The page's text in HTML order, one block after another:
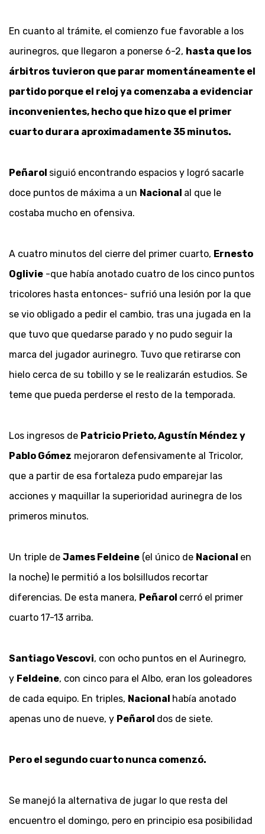
En cuanto al trámite, el comienzo fue favorable a los
aurinegros, que llegaron a ponerse 6-2, hasta que los
árbitros tuvieron que parar momentáneamente el
partido porque el reloj ya comenzaba a evidenciar
inconvenientes, hecho que hizo que el primer
cuarto durara aproximadamente 35 minutos.
Peñarol siguió encontrando espacios y logró sacarle
doce puntos de máxima a un Nacional al que le
costaba mucho en ofensiva.
A cuatro minutos del cierre del primer cuarto, Ernesto
Oglivie -que había anotado cuatro de los cinco puntos
tricolores hasta entonces- sufrió una lesión por la que
se vio obligado a pedir el cambio, tras una jugada en la
que tuvo que quedarse parado y no pudo seguir la
marca del jugador aurinegro. Tuvo que retirarse con
hielo cerca de su tobillo y se le realizarán estudios. Se
teme que pueda perderse el resto de la temporada.
Los ingresos de Patricio Prieto, Agustín Méndez y
Pablo Gómez mejoraron defensivamente al Tricolor,
que a partir de esa fortaleza pudo emparejar las
acciones y maquillar la superioridad aurinegra de los
primeros minutos.
Un triple de James Feldeine (el único de Nacional en
la noche) le permitió a los bolsilludos recortar
diferencias. De esta manera, Peñarol cerró el primer
cuarto 17-13 arriba.
Santiago Vescovi, con ocho puntos en el Aurinegro,
y Feldeine, con cinco para el Albo, eran los goleadores
de cada equipo. En triples, Nacional había anotado
apenas uno de nueve, y Peñarol dos de siete.
Pero el segundo cuarto nunca comenzó.
Se manejó la alternativa de jugar lo que resta del
encuentro el domingo, pero en principio esa posibilidad